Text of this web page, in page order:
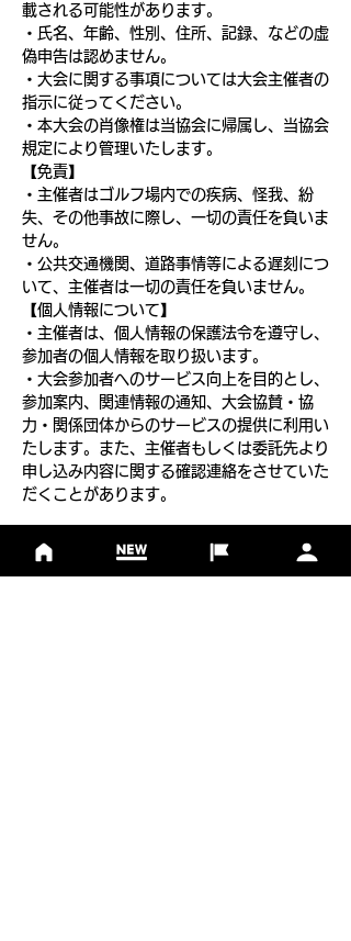
載される可能性があります。
・氏名、年齢、性別、住所、記録、などの虚
偽申告は認めません。
・大会に関する事項については大会主催者の
指示に従ってください。
・本大会の肖像権は当協会に帰属し、当協会
規定により管理いたします。
【免責】
・主催者はゴルフ場内での疾病、怪我、紛
失、その他事故に際し、一切の責任を負いま
せん。
・公共交通機関、道路事情等による遅刻につ
いて、主催者は一切の責任を負いません。
【個人情報について】
・主催者は、個人情報の保護法令を遵守し、
参加者の個人情報を取り扱います。
・大会参加者へのサービス向上を目的とし、
参加案内、関連情報の通知、大会協賛・協
力・関係団体からのサービスの提供に利用い
たします。また、主催者もしくは委託先より
申し込み内容に関する確認連絡をさせていた
だくことがあります。
フットゴルフについて